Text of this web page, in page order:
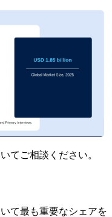
てご相談ください。
て最も重要なシェアを